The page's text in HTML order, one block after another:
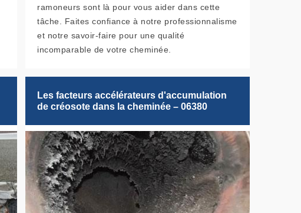
ramoneurs sont là pour vous aider dans cette
tâche. Faites confiance à notre professionnalisme
et notre savoir-faire pour une qualité
incomparable de votre cheminée.
Les facteurs accélérateurs d'accumulation
de créosote dans la cheminée – 06380